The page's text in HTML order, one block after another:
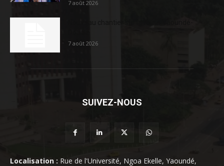
7 août 2026
7 août 2026
SUIVEZ-NOUS
Localisation : Rue de l'Université, Ngoa Ekelle, Yaoundé,